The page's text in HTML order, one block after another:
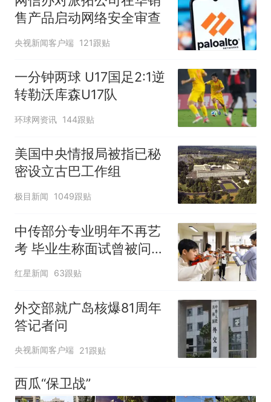
售产品启动网络安全审查
央视新闻客户端 121跟贴
一分钟两球 U17国足2:1逆
转勒沃库森U17队
环球网资讯 144跟贴
美国中央情报局被指已秘
密设立古巴工作组
极目新闻 1049跟贴
中传部分专业明年不再艺
考 毕业生称面试曾被问
“如何策划晚会” 专家：遏
红星新闻 63跟贴
外交部就广岛核爆81周年
答记者问
央视新闻客户端 21跟贴
西瓜“保卫战”